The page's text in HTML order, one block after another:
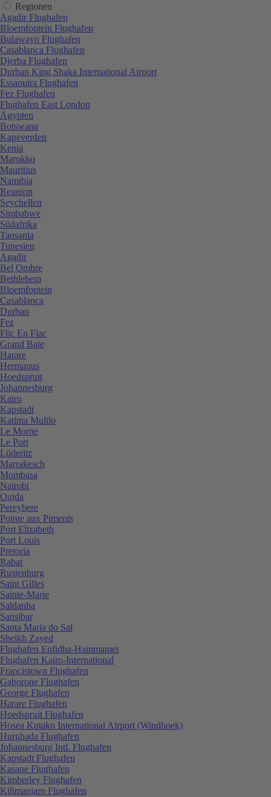
Regionen
Agadir Flughafen
Bloemfontein Flughafen
Bulawayo Flughafen
Casablanca Flughafen
Djerba Flughafen
Durban King Shaka International Airport
Essaouira Flughafen
Fez Flughafen
Flughafen East London
Ägypten
Botswana
Kapeverden
Kenia
Marokko
Mauritius
Namibia
Reunion
Seychellen
Simbabwe
Südafrika
Tansania
Tunesien
Agadir
Bel Ombre
Bethlehem
Bloemfontein
Casablanca
Durban
Fez
Flic En Flac
Grand Baie
Harare
Hermanus
Hoedspruit
Johannesburg
Kairo
Kapstadt
Katima Mulilo
Le Morne
Le Port
Lüderitz
Marrakesch
Mombasa
Nairobi
Oujda
Pereybere
Pointe aux Piments
Port Elizabeth
Port Louis
Pretoria
Rabat
Rustenburg
Saint Gilles
Sainte-Marie
Saldanha
Sansibar
Santa Maria do Sal
Sheikh Zayed
Flughafen Enfidha-Hammamet
Flughafen Kairo-International
Francistown Flughafen
Gaborone Flughafen
George Flughafen
Harare Flughafen
Hoedspruit Flughafen
Hosea Kutako International Airport (Windhoek)
Hurghada Flughafen
Johannesburg Intl. Flughafen
Kapstadt Flughafen
Kasane Flughafen
Kimberley Flughafen
Kilimanjaro Flughafen